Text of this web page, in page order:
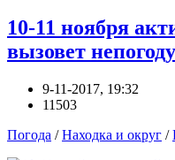
10-11 ноября
вызовет
9-11-2017, 19:32
11503
Погода /Находка и округ /